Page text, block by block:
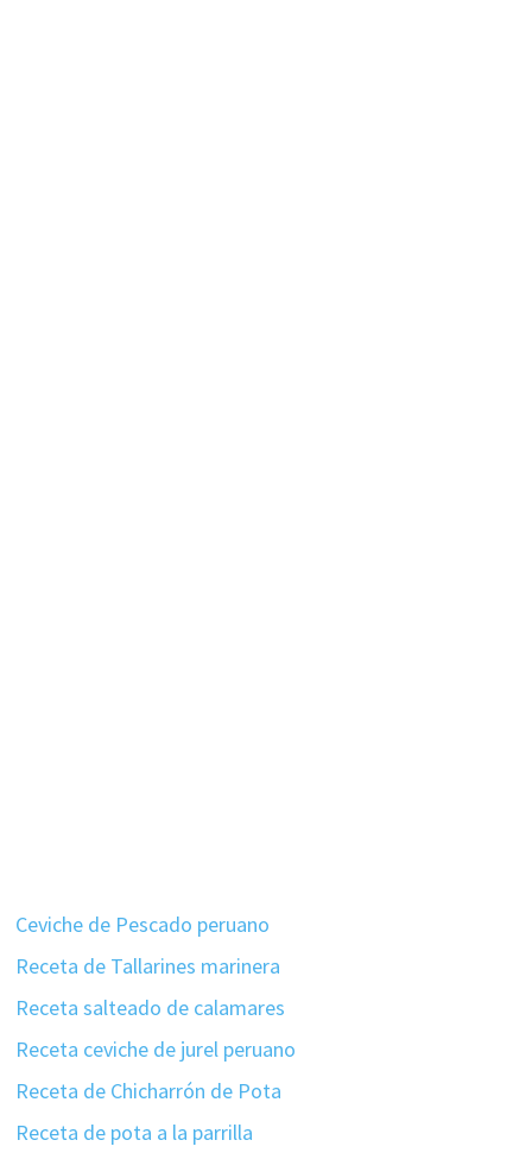
Ceviche de Pescado peruano
Receta de Tallarines marinera
Receta salteado de calamares
Receta ceviche de jurel peruano
Receta de Chicharrón de Pota
Receta de pota a la parrilla